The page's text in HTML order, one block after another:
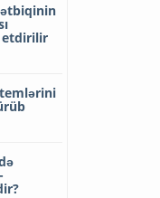
etdirilir